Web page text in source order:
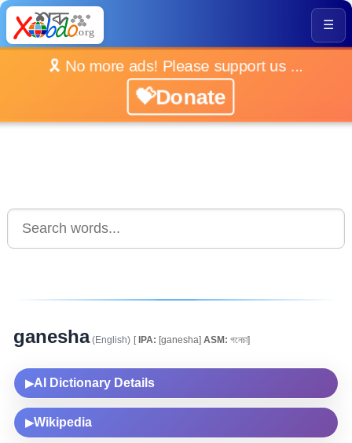
☰
🎗️ No more ads! Please support us ...
💝Donate
ganesha(English) [IPA: [ganesha] ASM: গনেচা]
▶AI Dictionary Details
▶Wikipedia